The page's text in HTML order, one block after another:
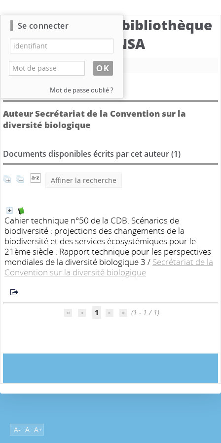
Catalogue de la bibliothèque
du CBNSA
Nouvelle recherche
Détail de l'auteur
Auteur Secrétariat de la Convention sur la
diversité biologique
Documents disponibles écrits par cet auteur (1)
Affiner la recherche
Cahier technique n°50 de la CDB. Scénarios de
biodiversité : projections des changements de la
biodiversité et des services écosystémiques pour le
21ème siècle : Rapport technique pour les perspectives
mondiales de la diversité biologique 3 / Secrétariat de la
Convention sur la diversité biologique
1 (1 - 1 / 1)
A- A A+
Se connecter
Mot de passe oublié ?